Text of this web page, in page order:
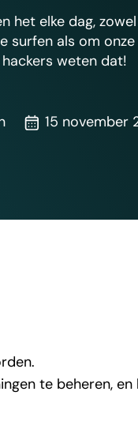
het elke dag,
surfen als om
weten dat!
15 november
te beheren,